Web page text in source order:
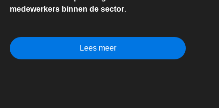
medewerkers binnen de sector.
Lees meer